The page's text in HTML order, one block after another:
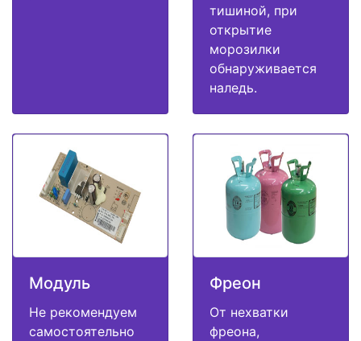
тишиной, при
открытие
морозилки
обнаруживается
наледь.
Модуль
Не рекомендуем
самостоятельно
Фреон
От нехватки
фреона,